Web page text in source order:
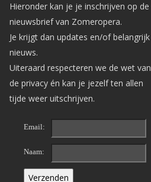
Hieronder kan je je inschrijven op de
nieuwsbrief van Zomeropera.
Je krijgt dan updates en/of belangrijk
nieuws.
Uiteraard respecteren we de wet van
de privacy én kan je jezelf ten allen
tijde weer uitschrijven.
Email:
Naam: